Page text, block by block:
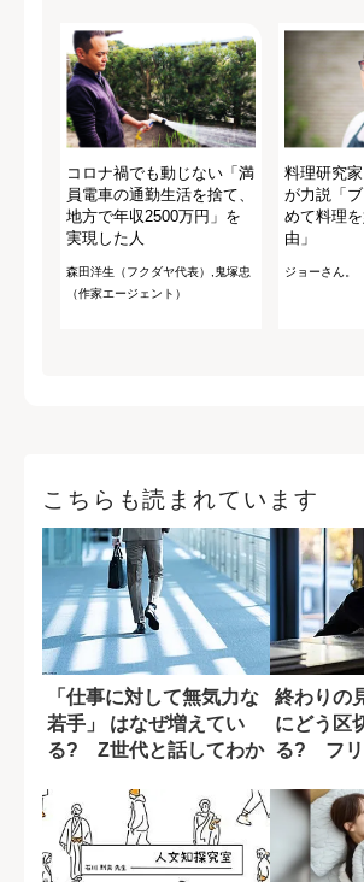
コロナ禍でも動じない「満
員電車の通勤生活を捨て、
地方で年収2500万円」を
実現した人
森田洋生（フクダヤ代表）,鬼塚忠
（作家エージェント）
料理研究家
が力説「
めて料理
由」
ジョーさん。
こちらも読まれています
「仕事に対して無気力な
若手」 はなぜ増えてい
る? Z世代と話してわか
終わりの
にどう区
る? フリ